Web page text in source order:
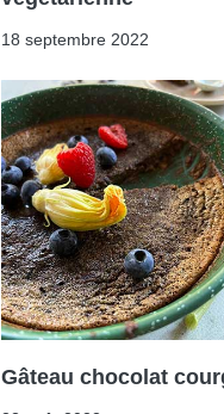
18 septembre 2022
Gâteau chocolat